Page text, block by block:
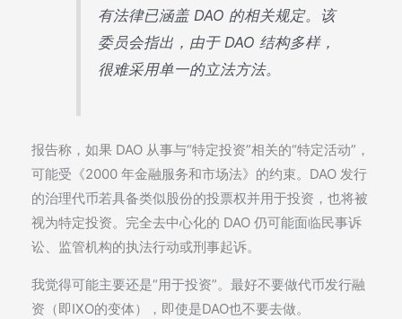
有法律已涵盖 DAO 的相关规定。该
委员会指出，由于 DAO 结构多样，
很难采用单一的立法方法。
报告称，如果 DAO 从事与“特定投资”相关的“特定活动”，
可能受《2000 年金融服务和市场法》的约束。DAO 发行
的治理代币若具备类似股份的投票权并用于投资，也将被
视为特定投资。完全去中心化的 DAO 仍可能面临民事诉
讼、监管机构的执法行动或刑事起诉。
我觉得可能主要还是“用于投资”。最好不要做代币发行融
资（即IXO的变体），即使是DAO也不要去做。